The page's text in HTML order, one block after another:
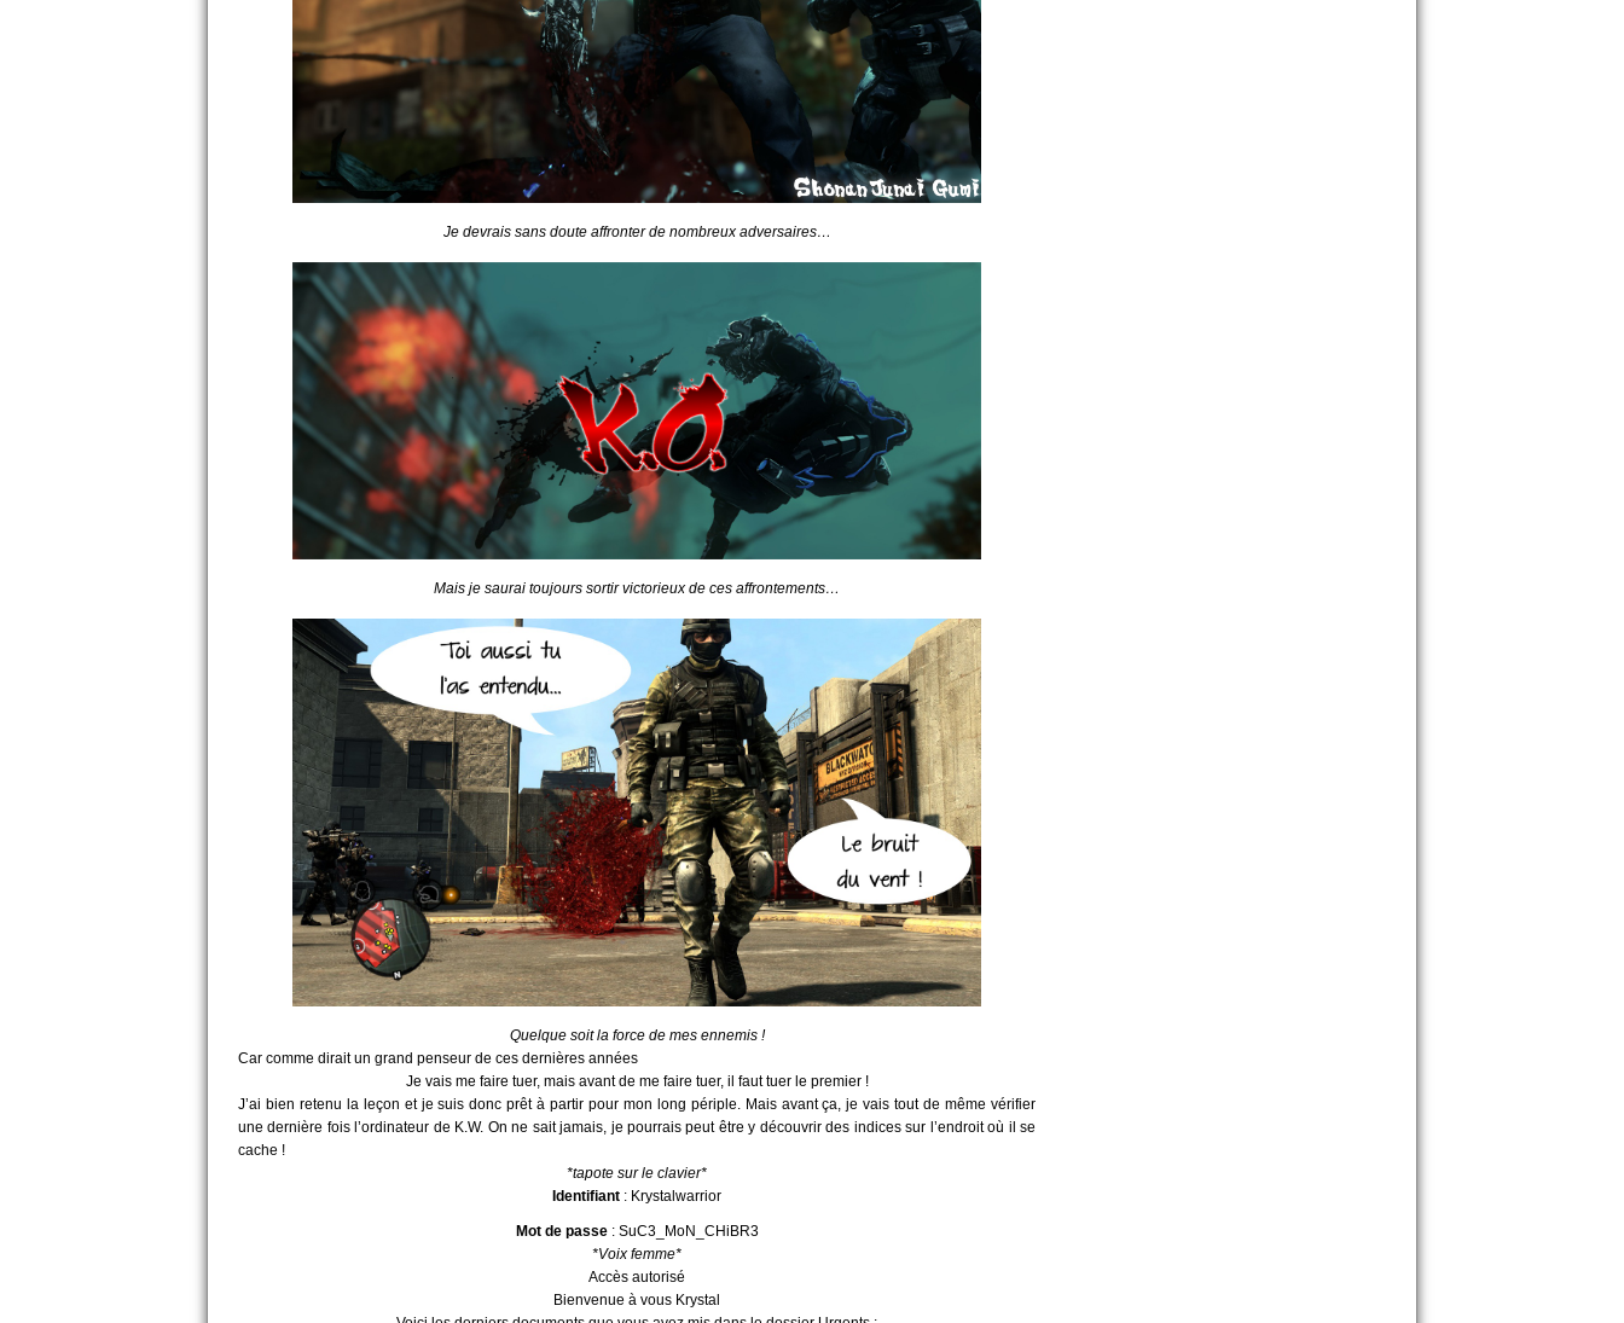
Je devrais sans doute affronter de nombreux adversaires…
Mais je saurai toujours sortir victorieux de ces affrontements…
Quelque soit la force de mes ennemis !
Car comme dirait un grand penseur de ces dernières années
Je vais me faire tuer, mais avant de me faire tuer, il faut tuer le premier !
J’ai bien retenu la leçon et je suis donc prêt à partir pour mon long périple. Mais avant ça, je vais tout de même vérifier
une dernière fois l’ordinateur de K.W. On ne sait jamais, je pourrais peut être y découvrir des indices sur l’endroit où il se
cache !
*tapote sur le clavier*
Identifiant : Krystalwarrior
Mot de passe: SuC3_MoN_CHiBR3
*Voix femme*
Accès autorisé
Bienvenue à vous Krystal